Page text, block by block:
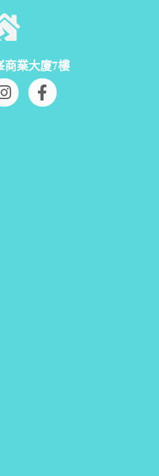
商業大廈7樓